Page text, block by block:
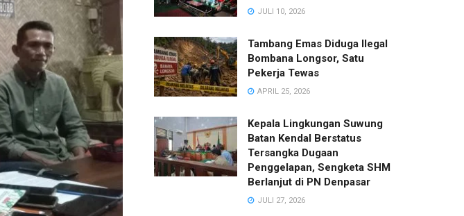
JULI 10, 2026
Tambang Emas Diduga Ilegal
Bombana Longsor, Satu
Pekerja Tewas
APRIL 25, 2026
Kepala Lingkungan Suwung
Batan Kendal Berstatus
Tersangka Dugaan
Penggelapan, Sengketa SHM
Berlanjut di PN Denpasar
JULI 27, 2026